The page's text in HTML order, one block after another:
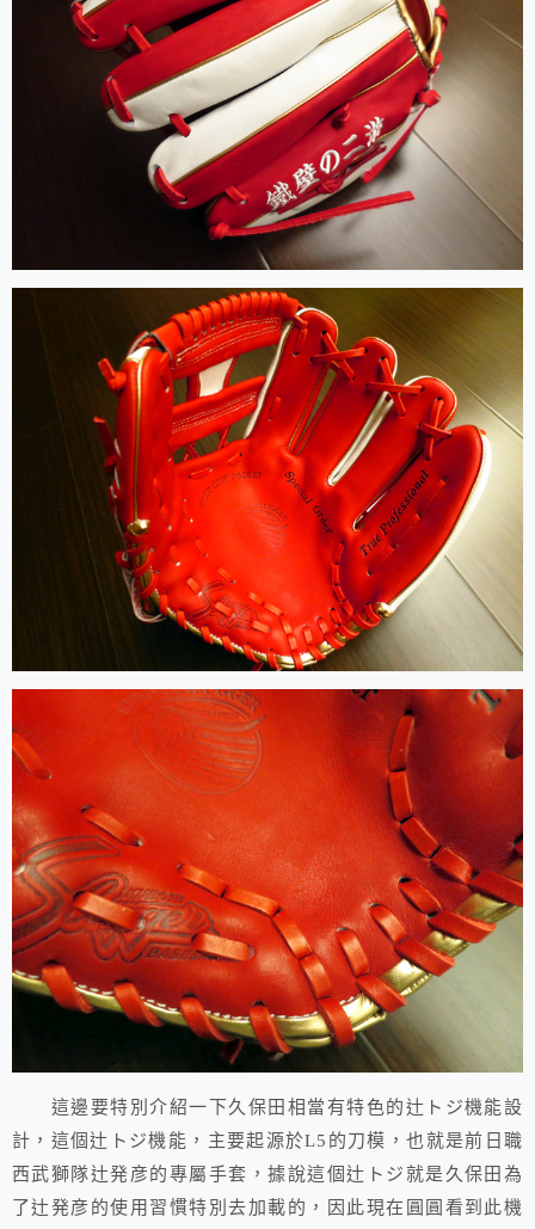
這邊要特別介紹一下久保田相當有特色的辻トジ機能設
計，這個辻トジ機能，主要起源於L5的刀模，也就是前日職
西武獅隊辻発彦的專屬手套，據說這個辻トジ就是久保田為
了辻発彦的使用習慣特別去加載的，因此現在圓圓看到此機